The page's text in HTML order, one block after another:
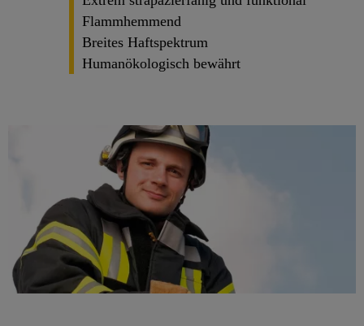
Flammhemmend
Breites Haftspektrum
Humanökologisch bewährt